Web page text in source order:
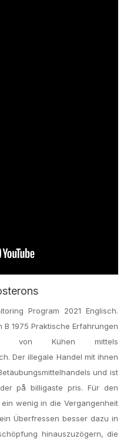
Program 2021 Englisch.
B 1975 Praktische Erfahrungen
von Kühen mittels
Der illegale Handel mit ihnen
und ist
på billigaste pris. Für den
wenig in die Vergangenheit
Überfressen besser dazu in
hinauszuzögern, die